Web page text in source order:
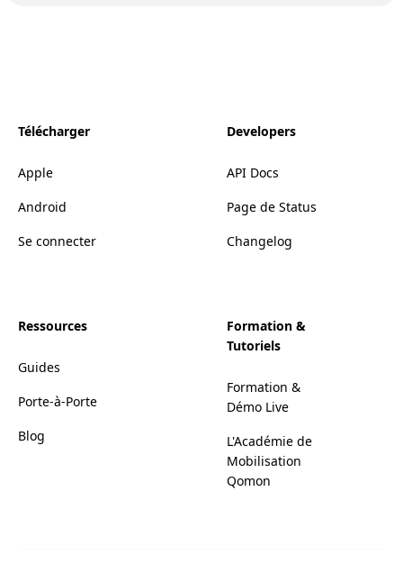
Télécharger
Apple
Android
Se connecter
Developers
API Docs
Page de Status
Changelog
Ressources
Guides
Porte-à-Porte
Blog
Formation &
Tutoriels
Formation &
Démo Live
L'Académie de
Mobilisation
Qomon